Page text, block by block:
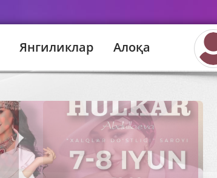
Янгиликлар Алоқа